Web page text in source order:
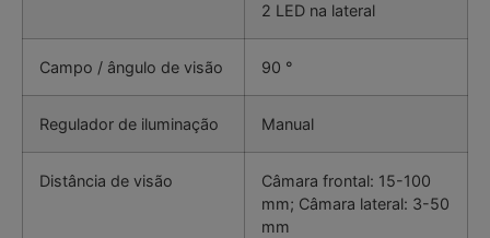
2 LED na lateral
Campo / ângulo de visão 90 °
Regulador de iluminação Manual
Distância de visão
Câmara frontal: 15-100
mm; Câmara lateral: 3-50
mm